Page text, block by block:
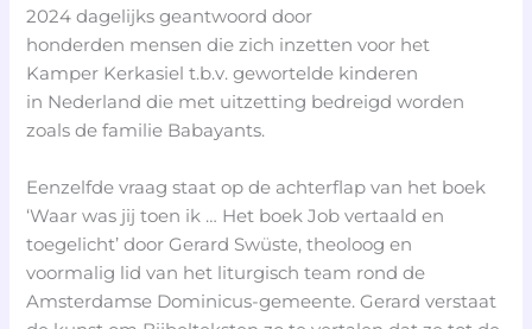
2024 dagelijks geantwoord door
honderden mensen die zich inzetten voor het
Kamper Kerkasiel t.b.v. gewortelde kinderen
in Nederland die met uitzetting bedreigd worden
zoals de familie Babayants.
Eenzelfde vraag staat op de achterflap van het boek
‘Waar was jij toen ik … Het boek Job vertaald en
toegelicht’ door Gerard Swüste, theoloog en
voormalig lid van het liturgisch team rond de
Amsterdamse Dominicus-gemeente. Gerard verstaat